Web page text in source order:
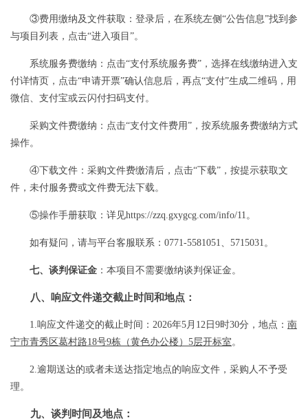
③费用缴纳及文件获取：登录后，在系统左侧“公告信息”找到参
与项目列表，点击“进入项目”。
系统服务费缴纳：点击“支付系统服务费”， 选择在线缴纳进入支
付详情页，点击“申请开票”确认信息后，再点“支付”生成二维码，用
微信、支付宝或云闪付扫码支付。
采购文件费缴纳：点击“支付文件费用”，按系统服务费缴纳方式
操作。
④下载文件：采购文件费缴清后，点击“下载”，按提示获取文
件，未付服务费或文件费无法下载。
⑤操作手册获取：详见https://zzq.gxygcg.com/info/11。
如有疑问，请与平台客服联系： 0771-5581051、5715031。
七、谈判保证金 ：本项目不需要缴纳谈判保证金。
八、 响应文件递交截止时间和地点：
1.响应文件递交的截止时间 ： 2026年5月 12 日 9时30分 ，地点 ： 南
宁市青秀区葛村路18号9栋（黄色办公楼）5层开标室。
2.逾期送达的或者未送达指定地点的响应文件，采购人不予受
理。
九、谈判时间及地点：